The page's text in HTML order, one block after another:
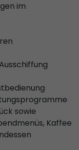
im
sowie
Kaffee